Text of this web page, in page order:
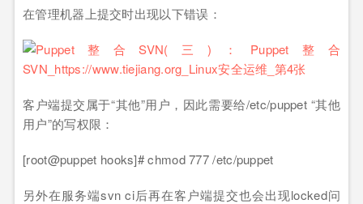
在管理机器上提交时出现以下错误：
客户端提交属于“其他”用户，因此需要给/etc/puppet “其他
用户”的写权限：
[root@puppet hooks]# chmod 777 /etc/puppet
另外在服务端svn ci后再在客户端提交也会出现locked问